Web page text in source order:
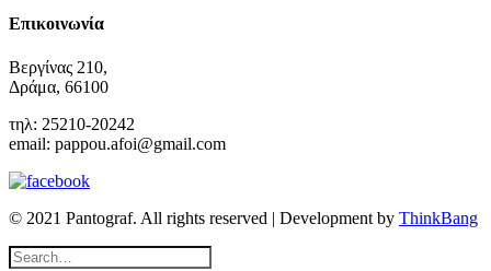
Επικοινωνία
Βεργίνας 210,
Δράμα, 66100
τηλ: 25210-20242
email: pappou.afoi@gmail.com
© 2021 Pantograf. All rights reserved | Development by ThinkBang